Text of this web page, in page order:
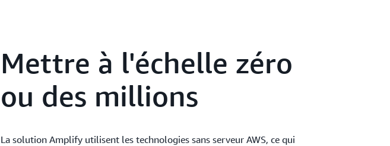
Mettre à l'échelle zéro
ou des millions
La solution Amplify utilisent les technologies sans serveur AWS, ce qui